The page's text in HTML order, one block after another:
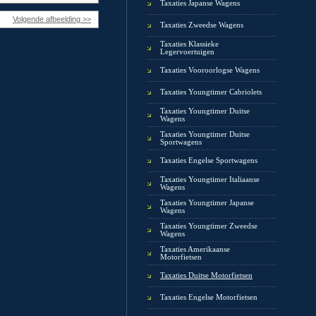
Volgende afbeelding >>
Taxaties Japanse Wagens
Taxaties Zweedse Wagens
Taxaties Klassieke
Legervoertuigen
Taxaties Vooroorlogse Wagens
Taxaties Youngtimer Cabriolets
Taxaties Youngtimer Duitse
Wagens
Taxaties Youngtimer Duitse
Sportwagens
Taxaties Engelse Sportwagens
Taxaties Youngtimer Italiaanse
Wagens
Taxaties Youngtimer Japanse
Wagens
Taxaties Youngtimer Zweedse
Wagens
Taxaties Amerikaanse
Motorfietsen
Taxaties Duitse Motorfietsen
Taxaties Engelse Motorfietsen